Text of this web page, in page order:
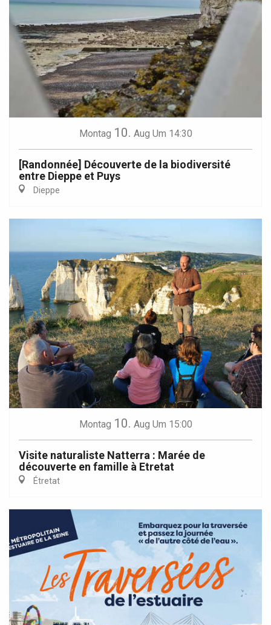
Montag 10. Aug Um 14:30
[Randonnée] Découverte de la biodiversité
entre Dieppe et Puys
Dieppe
Montag 10. Aug Um 15:00
Visite naturaliste Natterra : Marée de
découverte en famille à Etretat
Étretat